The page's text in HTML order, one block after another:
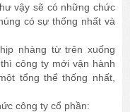
vậy sẽ có những chức
có sự thống nhất và
nhàng từ trên xuống
công ty mới vận hành
tổng thể thống nhất,
công ty cổ phần: